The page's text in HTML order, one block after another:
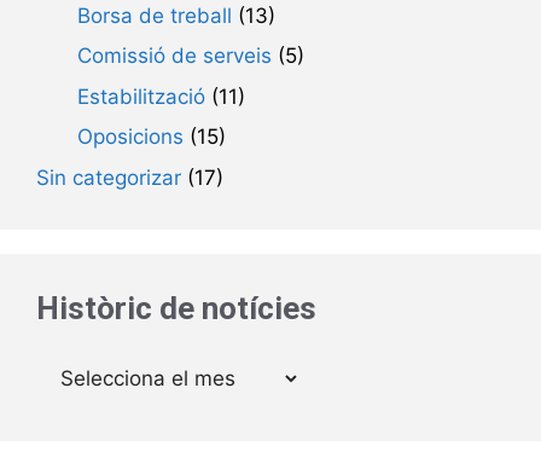
Borsa de treball (13)
Comissió de serveis (5)
Estabilització (11)
Oposicions (15)
Sin categorizar (17)
Històric de notícies
Arxius